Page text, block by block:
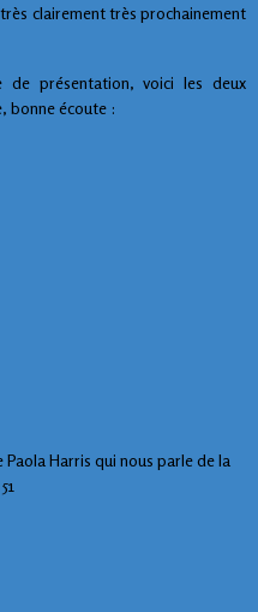
clairement très prochainement
présentation, voici les deux
bonne écoute :
Harris qui nous parle de la